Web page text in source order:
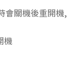
會關機後重開機,
機